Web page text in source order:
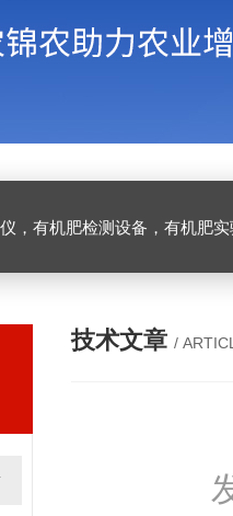
机肥检测设备，有机肥实验室设备，生物有
技术文章 /